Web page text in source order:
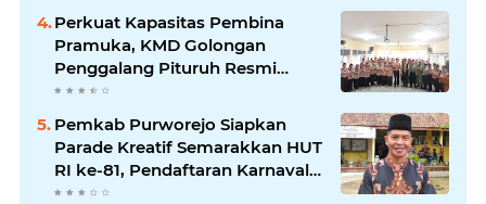
Perkuat Kapasitas Pembina
Pramuka, KMD Golongan
Penggalang Pituruh Resmi
Dimulai
Pemkab Purworejo Siapkan
Parade Kreatif Semarakkan HUT
RI ke-81, Pendaftaran Karnaval
Resmi Dibuka